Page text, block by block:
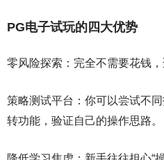
PG电子试玩的四大优势
零风险探索：完全不需要花钱，
策略测试平台：你可以尝试不
转功能，验证自己的操作思路。